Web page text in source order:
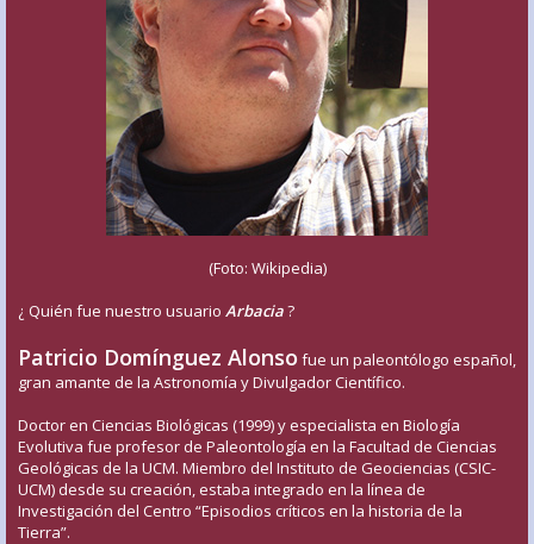
(Foto: Wikipedia)
¿ Quién fue nuestro usuario Arbacia?
Patricio Domínguez Alonso fue un paleontólogo español,
gran amante de la Astronomía y Divulgador Científico.
Doctor en Ciencias Biológicas (1999) y especialista en Biología
Evolutiva fue profesor de Paleontología en la Facultad de Ciencias
Geológicas de la UCM. Miembro del Instituto de Geociencias (CSIC-
UCM) desde su creación, estaba integrado en la línea de
Investigación del Centro “Episodios críticos en la historia de la
Tierra”.